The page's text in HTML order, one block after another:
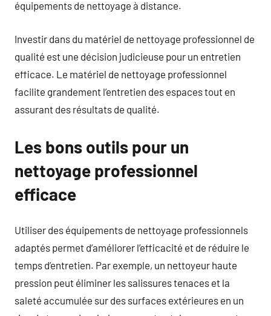
équipements de nettoyage à distance.
Investir dans du matériel de nettoyage professionnel de
qualité est une décision judicieuse pour un entretien
efficace. Le matériel de nettoyage professionnel
facilite grandement l’entretien des espaces tout en
assurant des résultats de qualité.
Les bons outils pour un
nettoyage professionnel
efficace
Utiliser des équipements de nettoyage professionnels
adaptés permet d’améliorer l’efficacité et de réduire le
temps d’entretien. Par exemple, un nettoyeur haute
pression peut éliminer les salissures tenaces et la
saleté accumulée sur des surfaces extérieures en un